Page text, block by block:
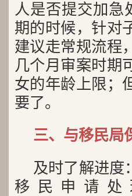
人是否提交加急
期的时候，针对
建议走常规流程
几个月审案时期
女的年龄上限；
要了。
三、与移民局
及时了解进度
移民申请